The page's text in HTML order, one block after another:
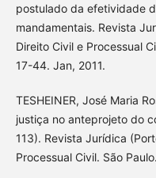
postulado da efetividade
mandamentais. Revista
Direito Civil e Processual
17-44. Jan, 2011.
TESHEINER, José Maria
justiça no anteprojeto do
113). Revista Jurídica
Processual Civil. São